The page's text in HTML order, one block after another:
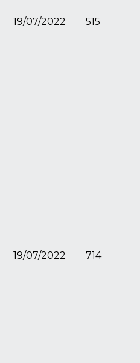
19/07/2022 515
19/07/2022 714